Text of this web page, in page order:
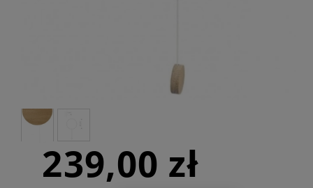
239,00 zł